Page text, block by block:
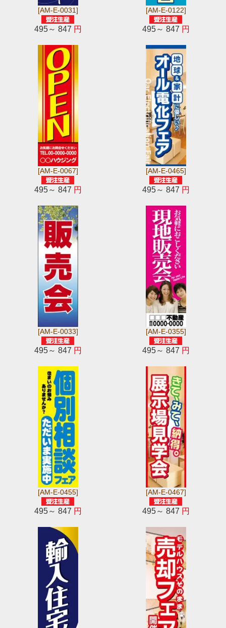
[AM-E-0031]
495～ 847 円
[AM-E-0122]
495～ 847 円
[AM-E-0067]
495～ 847 円
[AM-E-0465]
495～ 847 円
[AM-E-0033]
495～ 847 円
[AM-E-0355]
495～ 847 円
[AM-E-0455]
495～ 847 円
[AM-E-0467]
495～ 847 円